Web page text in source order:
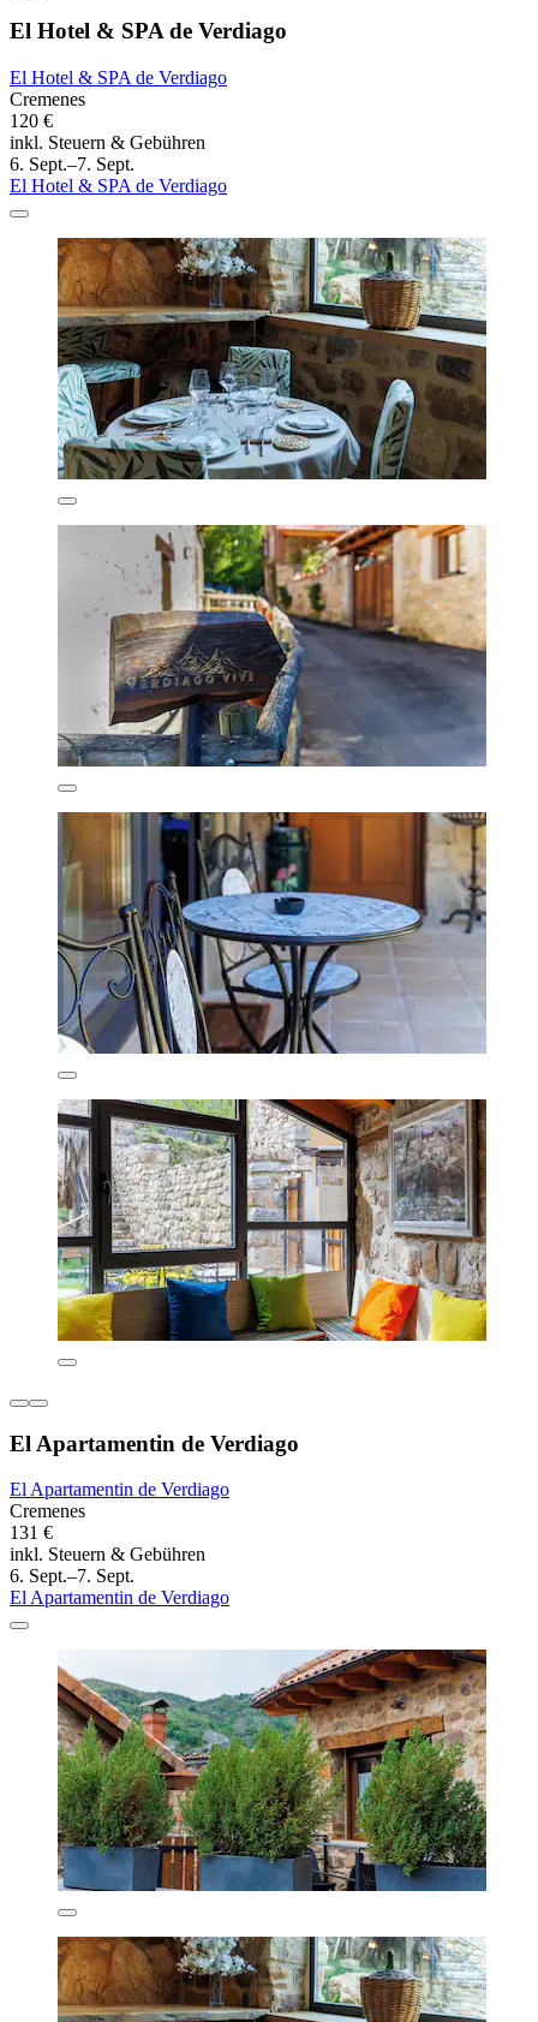
El Hotel & SPA de Verdiago
El Hotel & SPA de Verdiago
Cremenes
120 €
inkl. Steuern & Gebühren
6. Sept.–7. Sept.
El Hotel & SPA de Verdiago
El Apartamentin de Verdiago
El Apartamentin de Verdiago
Cremenes
131 €
inkl. Steuern & Gebühren
6. Sept.–7. Sept.
El Apartamentin de Verdiago